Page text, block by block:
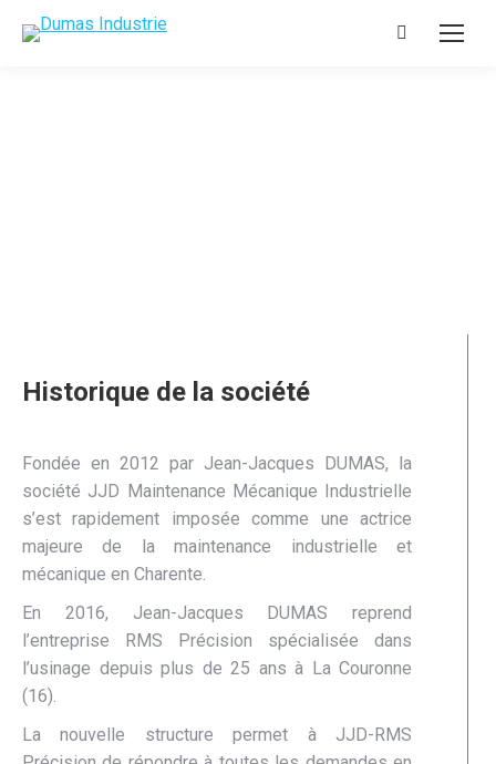
Recherche
Historique de la société
Fondée en 2012 par Jean-Jacques DUMAS, la
société JJD Maintenance Mécanique Industrielle
s’est rapidement imposée comme une actrice
majeure de la maintenance industrielle et
mécanique en Charente.
En 2016, Jean-Jacques DUMAS reprend
l’entreprise RMS Précision spécialisée dans
l’usinage depuis plus de 25 ans à La Couronne
(16).
La nouvelle structure permet à JJD-RMS